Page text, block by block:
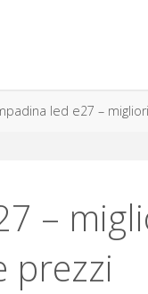
led e27 –
–
prezzi